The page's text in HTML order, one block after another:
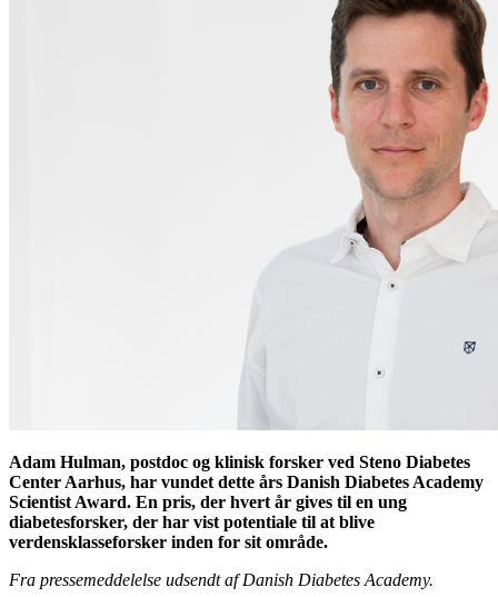
Adam Hulman, postdoc og klinisk forsker ved Steno Diabetes
Center Aarhus, har vundet dette års Danish Diabetes Academy
Scientist Award. En pris, der hvert år gives til en ung
diabetesforsker, der har vist potentiale til at blive
verdensklasseforsker inden for sit område.
Fra pressemeddelelse udsendt af Danish Diabetes Academy.